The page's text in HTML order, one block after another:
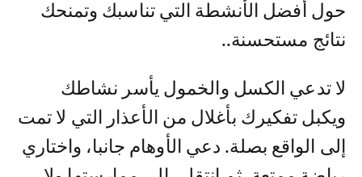
حول أفضل الأنشطة التي تناسبك وتمنحك
نتائج مستحسنة..
لا تدعي الكسل والخمول يأسر نشاطك
ويكبل تفكيرك بأغلال من الأعذار التي لا تمت
إلى الواقع بصلة. دعي الأوهام جانبا، واختاري